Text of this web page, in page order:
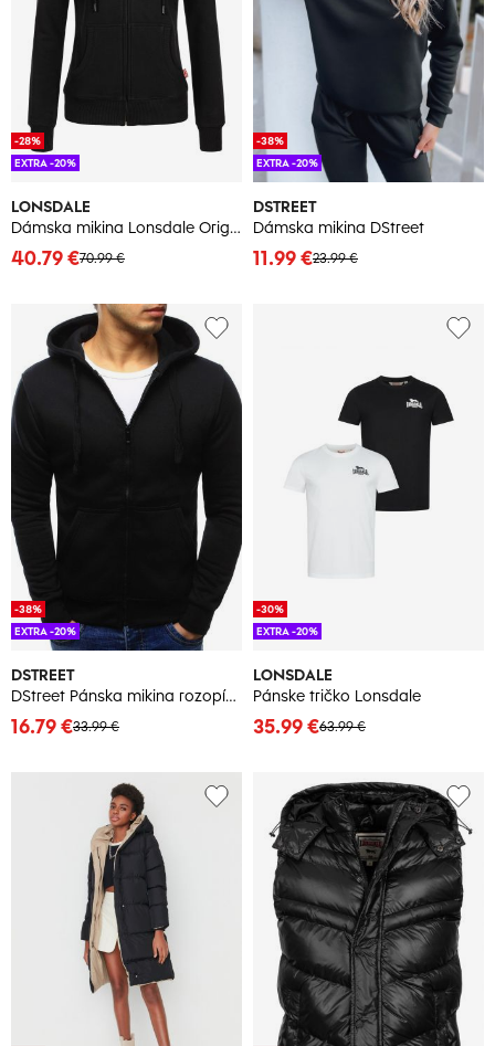
LONSDALE
Dámska mikina Lonsdale Original
70.99 €
40.79 €
-28%
EXTRA -20%
DSTREET
Dámska mikina DStreet
23.99 €
11.99 €
-38%
EXTRA -20%
DSTREET
DStreet Pánska mikina rozopínacia s kapucňou čierna
33.99 €
16.79 €
-38%
EXTRA -20%
LONSDALE
Pánske tričko Lonsdale
63.99 €
35.99 €
-30%
EXTRA -20%